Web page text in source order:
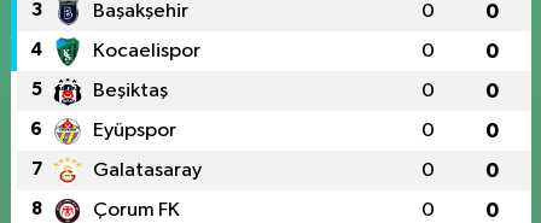
3 Başakşehir 0 0
4 Kocaelispor 0 0
5 Beşiktaş 0 0
6 Eyüpspor 0 0
7 Galatasaray 0 0
8 Çorum FK 0 0